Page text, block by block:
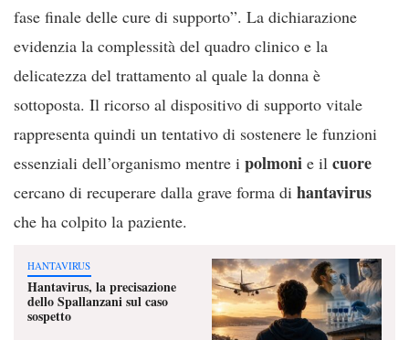
fase finale delle cure di supporto”. La dichiarazione
evidenzia la complessità del quadro clinico e la
delicatezza del trattamento al quale la donna è
sottoposta. Il ricorso al dispositivo di supporto vitale
rappresenta quindi un tentativo di sostenere le funzioni
essenziali dell’organismo mentre i polmoni e il cuore
cercano di recuperare dalla grave forma di hantavirus
che ha colpito la paziente.
HANTAVIRUS
Hantavirus, la precisazione
dello Spallanzani sul caso
sospetto